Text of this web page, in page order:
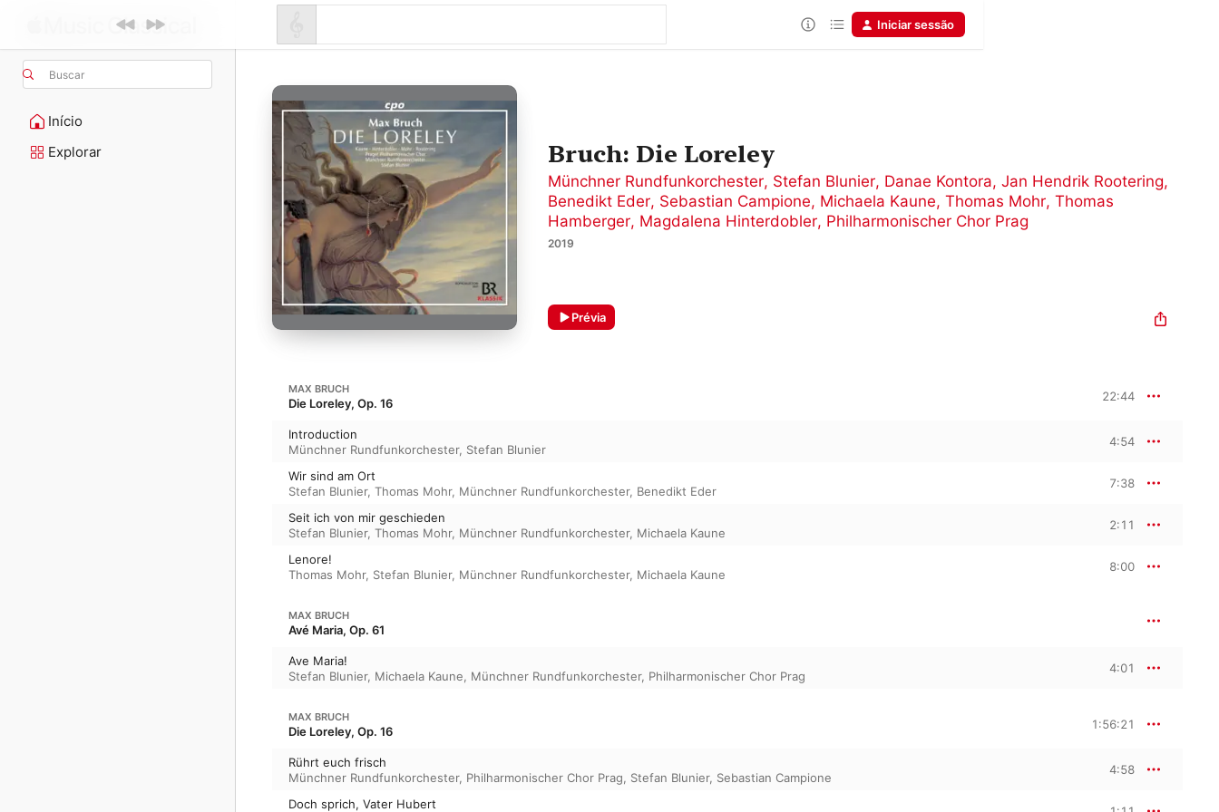
Buscar
Início
Explorar
Iniciar sessão
Bruch: Die Loreley
Münchner Rundfunkorchester, Stefan Blunier, Danae Kontora, Jan Hendrik Rootering,
Benedikt Eder, Sebastian Campione, Michaela Kaune, Thomas Mohr, Thomas
Hamberger, Magdalena Hinterdobler, Philharmonischer Chor Prag
2019
Prévia
MAX BRUCH
Die Loreley, Op. 16 22:44
Introduction
Münchner Rundfunkorchester, Stefan Blunier
4:54
Wir sind am Ort
Stefan Blunier, Thomas Mohr, Münchner Rundfunkorchester, Benedikt Eder
7:38
Seit ich von mir geschieden
Stefan Blunier, Thomas Mohr, Münchner Rundfunkorchester, Michaela Kaune
2:11
Lenore!
Thomas Mohr, Stefan Blunier, Münchner Rundfunkorchester, Michaela Kaune
8:00
MAX BRUCH
Avé Maria, Op. 61
Ave Maria!
Stefan Blunier, Michaela Kaune, Münchner Rundfunkorchester, Philharmonischer Chor Prag
4:01
MAX BRUCH
Die Loreley, Op. 16 1:56:21
Rührt euch frisch
Münchner Rundfunkorchester, Philharmonischer Chor Prag, Stefan Blunier, Sebastian Campione
4:58
Doch sprich, Vater Hubert